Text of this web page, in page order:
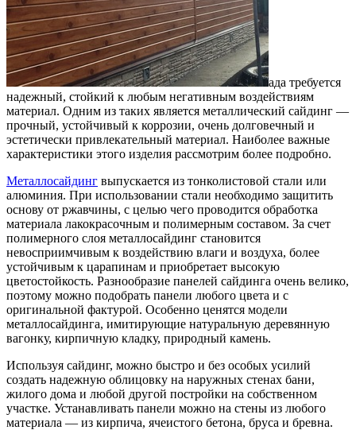
ада требуется
надежный, стойкий к любым негативным воздействиям
материал. Одним из таких является металлический сайдинг —
прочный, устойчивый к коррозии, очень долговечный и
эстетически привлекательный материал. Наиболее важные
характеристики этого изделия рассмотрим более подробно.
Металлосайдинг выпускается из тонколистовой стали или
алюминия. При использовании стали необходимо защитить
основу от ржавчины, с целью чего проводится обработка
материала лакокрасочным и полимерным составом. За счет
полимерного слоя металлосайдинг становится
невосприимчивым к воздействию влаги и воздуха, более
устойчивым к царапинам и приобретает высокую
цветостойкость. Разнообразие панелей сайдинга очень велико,
поэтому можно подобрать панели любого цвета и с
оригинальной фактурой. Особенно ценятся модели
металлосайдинга, имитирующие натуральную деревянную
вагонку, кирпичную кладку, природный камень.
Используя сайдинг, можно быстро и без особых усилий
создать надежную облицовку на наружных стенах бани,
жилого дома и любой другой постройки на собственном
участке. Устанавливать панели можно на стены из любого
материала — из кирпича, ячеистого бетона, бруса и бревна.